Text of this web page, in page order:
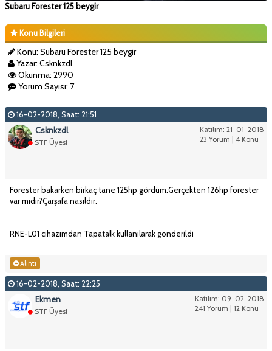
Subaru Forester 125 beygir
Konu Bilgileri
Konu: Subaru Forester 125 beygir
Yazar: Csknkzdl
Okunma: 2990
Yorum Sayısı: 7
16-02-2018, Saat: 21:51
Katılım: 21-01-2018
23 Yorum | 4 Konu
Csknkzdl
STF Üyesi
Forester bakarken birkaç tane 125hp gördüm.Gerçekten 126hp forester
var mıdır?Çarşafa nasıldır.
RNE-L01 cihazımdan Tapatalk kullanılarak gönderildi
Alıntı
16-02-2018, Saat: 22:25
Katılım: 09-02-2018
241 Yorum | 12 Konu
Ekmen
STF Üyesi